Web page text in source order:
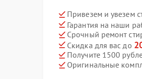
Привезем и увезем
Гарантия на наши
Срочный ремонт
Скидка для вас до
Получите 1500
Оригинальные